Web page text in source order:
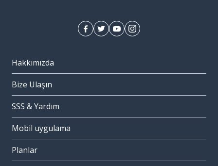
Hakkımızda
Bize Ulaşın
SSS & Yardım
Mobil uygulama
Planlar